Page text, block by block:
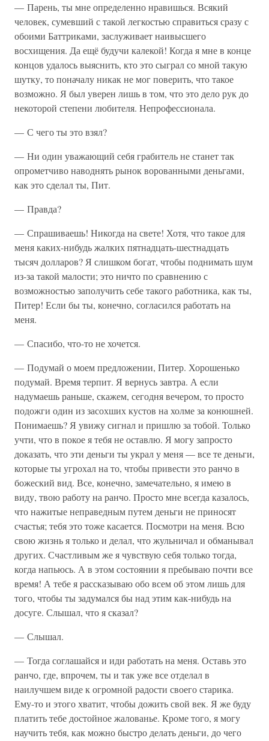
— Парень, ты мне определенно нравишься. Всякий
человек, сумевший с такой легкостью справиться сразу с
обоими Баттриками, заслуживает наивысшего
восхищения. Да ещё будучи калекой! Когда я мне в конце
концов удалось выяснить, кто это сыграл со мной такую
шутку, то поначалу никак не мог поверить, что такое
возможно. Я был уверен лишь в том, что это дело рук до
некоторой степени любителя. Непрофессионала.
— С чего ты это взял?
— Ни один уважающий себя грабитель не станет так
опрометчиво наводнять рынок ворованными деньгами,
как это сделал ты, Пит.
— Правда?
— Спрашиваешь! Никогда на свете! Хотя, что такое для
меня каких-нибудь жалких пятнадцать-шестнадцать
тысяч долларов? Я слишком богат, чтобы поднимать шум
из-за такой малости; это ничто по сравнению с
возможностью заполучить себе такого работника, как ты,
Питер! Если бы ты, конечно, согласился работать на
меня.
— Спасибо, что-то не хочется.
— Подумай о моем предложении, Питер. Хорошенько
подумай. Время терпит. Я вернусь завтра. А если
надумаешь раньше, скажем, сегодня вечером, то просто
подожги один из засохших кустов на холме за конюшней.
Понимаешь? Я увижу сигнал и пришлю за тобой. Только
учти, что в покое я тебя не оставлю. Я могу запросто
доказать, что эти деньги ты украл у меня — все те деньги,
которые ты угрохал на то, чтобы привести это ранчо в
божеский вид. Все, конечно, замечательно, я имею в
виду, твою работу на ранчо. Просто мне всегда казалось,
что нажитые неправедным путем деньги не приносят
счастья; тебя это тоже касается. Посмотри на меня. Всю
свою жизнь я только и делал, что жульничал и обманывал
других. Счастливым же я чувствую себя только тогда,
когда напьюсь. А в этом состоянии я пребываю почти все
время! А тебе я рассказываю обо всем об этом лишь для
того, чтобы ты задумался бы над этим как-нибудь на
досуге. Слышал, что я сказал?
— Слышал.
— Тогда соглашайся и иди работать на меня. Оставь это
ранчо, где, впрочем, ты и так уже все отделал в
наилучшем виде к огромной радости своего старика.
Ему-то и этого хватит, чтобы дожить свой век. Я же буду
платить тебе достойное жалованье. Кроме того, я могу
научить тебя, как можно быстро делать деньги, до чего